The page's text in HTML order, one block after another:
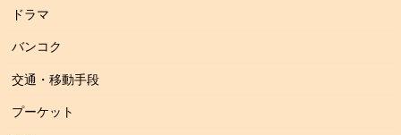
ドラマ
バンコク
交通・移動手段
プーケット